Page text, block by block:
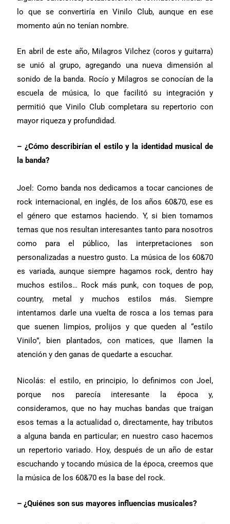
lo que se convertiría en Vinilo Club, aunque en ese
momento aún no tenían nombre.
En abril de este año, Milagros Vilchez (coros y guitarra)
se unió al grupo, agregando una nueva dimensión al
sonido de la banda. Rocío y Milagros se conocían de la
escuela de música, lo que facilitó su integración y
permitió que Vinilo Club completara su repertorio con
mayor riqueza y profundidad.
– ¿Cómo describirían el estilo y la identidad musical de
la banda?
Joel: Como banda nos dedicamos a tocar canciones de
rock internacional, en inglés, de los años 60&70, ese es
el género que estamos haciendo. Y, si bien tomamos
temas que nos resultan interesantes tanto para nosotros
como para el público, las interpretaciones son
personalizadas a nuestro gusto. La música de los 60&70
es variada, aunque siempre hagamos rock, dentro hay
muchos estilos… Rock más punk, con toques de pop,
country, metal y muchos estilos más. Siempre
intentamos darle una vuelta de rosca a los temas para
que suenen limpios, prolijos y que queden al “estilo
Vinilo”, bien plantados, con matices, que llamen la
atención y den ganas de quedarte a escuchar.
Nicolás: el estilo, en principio, lo definimos con Joel,
porque nos parecía interesante la época y,
consideramos, que no hay muchas bandas que traigan
esos temas a la actualidad o, directamente, hay tributos
a alguna banda en particular; en nuestro caso hacemos
un repertorio variado. Hoy, después de un año de estar
escuchando y tocando música de la época, creemos que
la música de los 60&70 es la base del rock.
– ¿Quiénes son sus mayores influencias musicales?